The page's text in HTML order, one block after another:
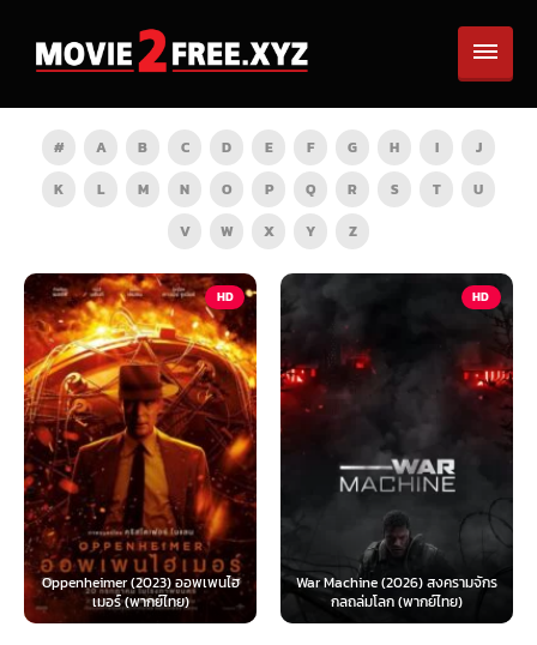
# A B C D E F G H I
J
K
L M N O P Q R S T
U
V
W X Y Z
HD
Oppenheimer (2023) ออพเพนไฮ
เมอร์ (พากย์ไทย)
HD
War Machine (2026) สงครามจักร
กลถล่มโลก (พากย์ไทย)